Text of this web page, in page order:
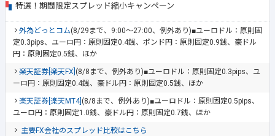
特選！期間限定スプレッド縮小キャンペーン
外為どっとコム(8/29まで、9:00～27:00、例外あり)■ユーロドル：原則固
定0.3pips、ユーロ円：原則固定0.4銭、ポンド円：原則固定0.9銭、豪ドル
円：原則固定0.5銭、ほか
楽天証券[楽天FX] (8/8まで、例外あり)■ユーロドル：原則固定0.3pips、ユ
ーロ円：原則固定0.4銭、豪ドル円：原則固定0.5銭、ほか
楽天証券[楽天MT4] (8/8まで、例外あり)■ユーロドル：原則固定0.5pips、
ユーロ円：原則固定1.0銭、豪ドル円：原則固定0.7銭、ほか
主要FX会社のスプレッド比較はこちら